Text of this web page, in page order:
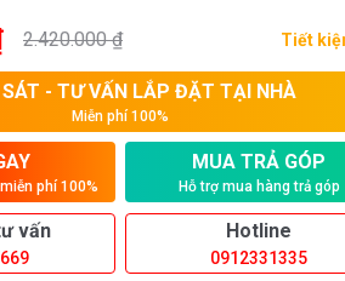
2.420.000 ₫ Tiết
SÁT - TƯ VẤN LẮP ĐẶT TẠI NHÀ
Miễn phí 100%
phí 100%
MUA TRẢ GÓP
Hỗ trợ mua hàng trả góp
vấn Hotline
0912331335